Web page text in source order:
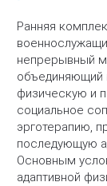
Ранняя
непрерывный
объединяющий
физическую и
социальное
эрготерапию,
последующую
Основным
адаптивной